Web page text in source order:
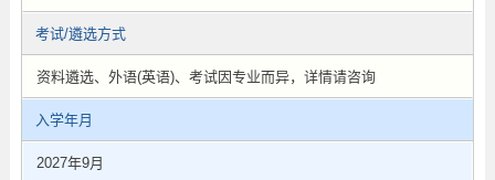
考试/遴选方式
资料遴选、外语(英语)、考试因专业而异，详情请咨询
入学年月
2027年9月